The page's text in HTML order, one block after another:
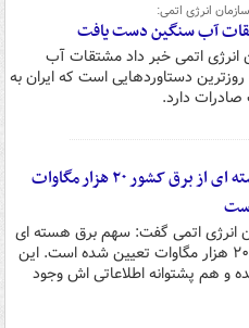
انرژی اتمی:
آب سنگین دست یافت
انرژی اتمی خبر داد مشتقات آب
دستاوردهایی است که ایران به
دارد.
سهم برق هسته ای از برق کشور ۲۰ هزار مگاوات
انرژی اتمی گفت: سهم برق هسته ای
از برق کشور ۲۰ هزار مگاوات تعیین شده است. این
هم پشتوانه اطلاعاتی اش وجود